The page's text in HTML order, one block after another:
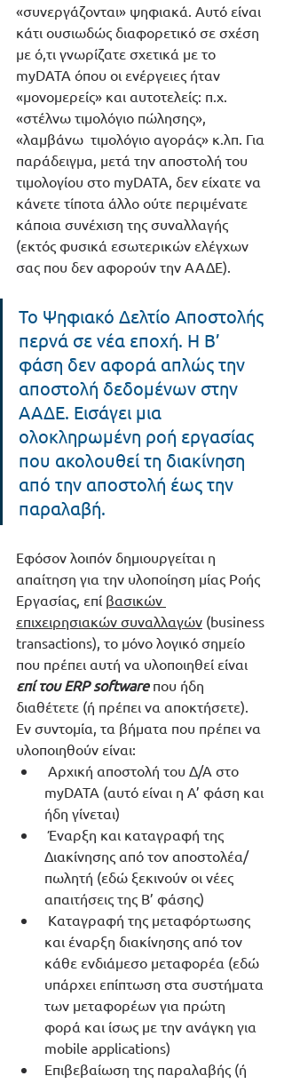
«συνεργάζονται» ψηφιακά. Αυτό είναι
κάτι ουσιωδώς διαφορετικό σε σχέση
με ό,τι γνωρίζατε σχετικά με το
myDATA όπου οι ενέργειες ήταν
«μονομερείς» και αυτοτελείς: π.χ.
«στέλνω τιμολόγιο πώλησης»,
«λαμβάνω  τιμολόγιο αγοράς» κ.λπ. Για
παράδειγμα, μετά την αποστολή του
τιμολογίου στο myDATA, δεν είχατε να
κάνετε τίποτα άλλο ούτε περιμένατε
κάποια συνέχιση της συναλλαγής
(εκτός φυσικά εσωτερικών ελέγχων
σας που δεν αφορούν την ΑΑΔΕ).
Το Ψηφιακό Δελτίο Αποστολής
περνά σε νέα εποχή. Η Β’
φάση δεν αφορά απλώς την
αποστολή δεδομένων στην
ΑΑΔΕ. Εισάγει μια
ολοκληρωμένη ροή εργασίας
που ακολουθεί τη διακίνηση
από την αποστολή έως την
παραλαβή.
Εφόσον λοιπόν δημιουργείται η
απαίτηση για την υλοποίηση μίας Ροής
Εργασίας, επί βασικών
επιχειρησιακών συναλλαγών (business
transactions), το μόνο λογικό σημείο
που πρέπει αυτή να υλοποιηθεί είναι
επί του ERP software που ήδη
διαθέτετε (ή πρέπει να αποκτήσετε).
Εν συντομία, τα βήματα που πρέπει να
υλοποιηθούν είναι:
myDATA (αυτό είναι η Α’ φάση και
ήδη γίνεται)
Έναρξη και καταγραφή της
Διακίνησης από τον αποστολέα/
πωλητή (εδώ ξεκινούν οι νέες
απαιτήσεις της Β’ φάσης)
και έναρξη διακίνησης από τον
κάθε ενδιάμεσο μεταφορέα (εδώ
υπάρχει επίπτωση στα συστήματα
των μεταφορέων για πρώτη
φορά και ίσως με την ανάγκη για
mobile applications)
Επιβεβαίωση της παραλαβής (ή